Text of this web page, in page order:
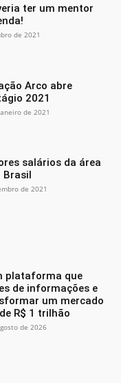
ter um mentor
de 2021
Arco abre
2021
de 2021
salários da área
de 2021
plataforma que
de informações e
um mercado
R$ 1 trilhão
de 2026